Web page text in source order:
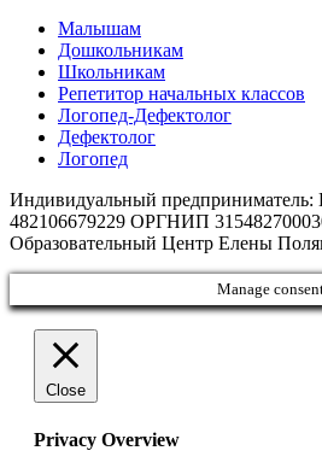
Малышам
Дошкольникам
Школьникам
Репетитор начальных классов
Логопед-Дефектолог
Дефектолог
Логопед
Индивидуальный
482106679229 ОРГНИП
Образовательный Центр Елены
Manage
Close
Privacy Overview